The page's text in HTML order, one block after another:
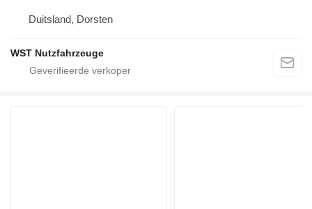
Duitsland, Dorsten
WST Nutzfahrzeuge